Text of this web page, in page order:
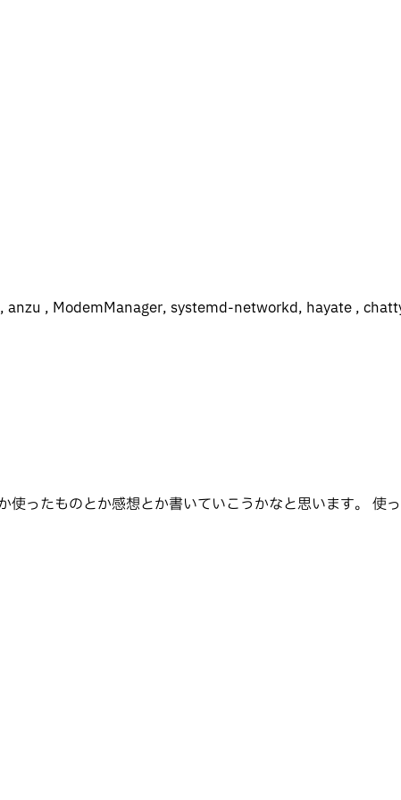
, ModemManager, systemd-networkd, hayate ,
ったものとか感想とか書いていこうかなと思います